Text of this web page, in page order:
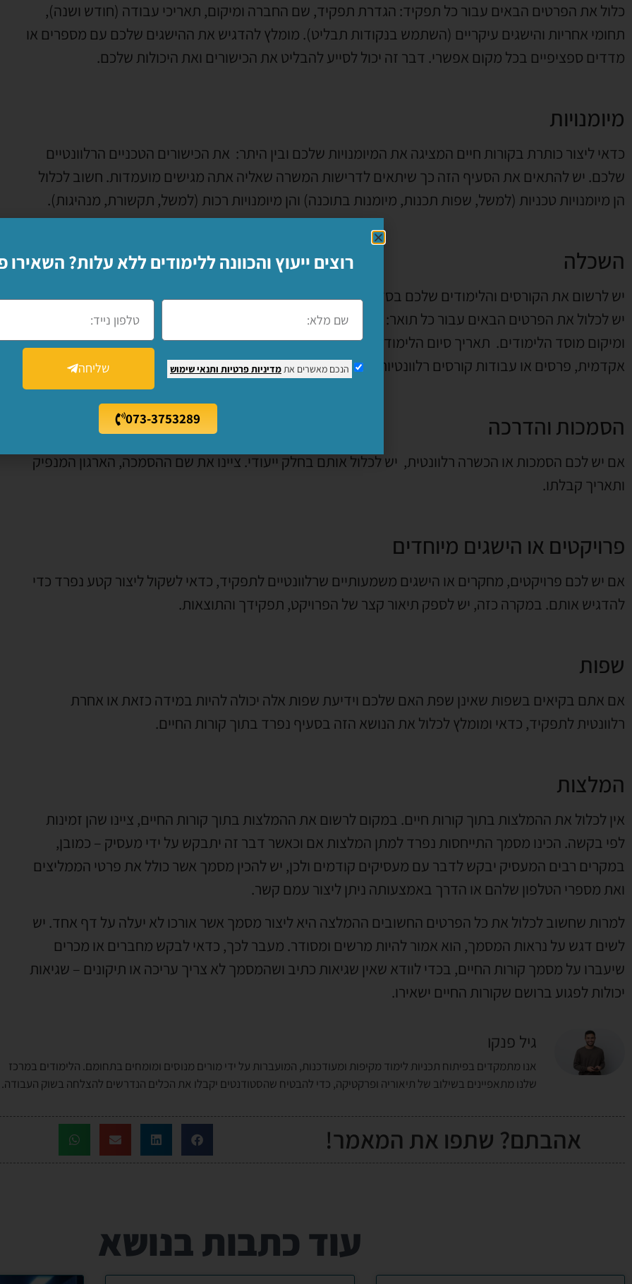
כלול את הפרטים הבאים עבור כל תפקיד: הגדרת תפקיד, שם החברה ומיקום, תאריכי עבודה (חודש ושנה),
תחומי אחריות והישגים עיקריים (השתמש בנקודות תבליט). מומלץ להדגיש את ההישגים שלכם עם מספרים או
מדדים ספציפיים בכל מקום אפשרי. דבר זה יכול לסייע להבליט את הכישורים ואת היכולות שלכם.
מיומנויות
כדאי ליצור כותרת בקורות חיים המציגה את המיומנויות שלכם ובין היתר: את הכישורים הטכניים הרלוונטיים
שלכם. יש להתאים את הסעיף הזה כך שיתאים לדרישות המשרה שאליה אתה מגישים מועמדות. חשוב לכלול
הן מיומנויות טכניות (למשל, שפות תכנות, מיומנות בתוכנה) והן מיומנויות רכות (למשל, תקשורת, מנהיגות).
השכלה
יש לרשום את הקורסים והלימודים שלכם בסדר כרונולוגי הפוך (התואר האחרון ראשון).
יש לכלול את הפרטים הבאים עבור כל תואר: סוג תואר לדוגמא,
. מגמה או תחום לימודים. שם
ומיקום מוסד הלימודים. תאריך סיום הלימודים (או תאריך הסיום הצפוי). חשוב לציין ולהדגיש כל הצטיינות
אקדמית, פרסים או עבודות קורסים רלוונטיות אם רלוונטי.
הסמכות והדרכה
אם יש לכם הסמכות או הכשרה רלוונטית, יש לכלול אותם בחלק ייעודי. ציינו את שם ההסמכה, הארגון המנפיק
ותאריך קבלתו.
פרויקטים או הישגים מיוחדים
אם יש לכם פרויקטים, מחקרים או הישגים משמעותיים שרלוונטיים לתפקיד, כדאי לשקול ליצור קטע נפרד כדי
להדגיש אותם. במקרה כזה, יש לספק תיאור קצר של הפרויקט, תפקידך והתוצאות.
שפות
אם אתם בקיאים בשפות שאינן שפת האם שלכם וידיעת שפות אלה יכולה להיות במידה כזאת או אחרת
רלוונטית לתפקיד, כדאי ומומלץ לכלול את הנושא הזה בסעיף נפרד בתוך קורות החיים.
המלצות
אין לכלול את ההמלצות בתוך קורות חיים. במקום לרשום את ההמלצות בתוך קורות החיים, ציינו שהן זמינות
לפי בקשה. הכינו מסמך התייחסות נפרד למתן המלצות אם וכאשר דבר זה יתבקש על ידי מעסיק – כמובן,
במקרים רבים המעסיק יבקש לדבר עם מעסיקים קודמים ולכן, יש להכין מסמך אשר כולל את פרטי הממליצים
ואת מספרי הטלפון שלהם או הדרך באמצעותה ניתן ליצור עמם קשר.
למרות שחשוב לכלול את כל הפרטים החשובים ההמלצה היא ליצור מסמך אשר אורכו לא יעלה על דף אחד. יש
לשים דגש על נראות המסמך, הוא אמור להיות מרשים ומסודר. מעבר לכך, כדאי לבקש מחברים או מכרים
שיעברו על מסמך קורות החיים, בכדי לוודא שאין שגיאות כתיב ושהמסמך לא צריך עריכה או תיקונים – שגיאות
יכולות לפגוע ברושם שקורות החיים ישאירו.
גיל פנקו
אנו מתמקדים בפיתוח תכניות לימוד מקיפות ומעודכנות, המועברות על ידי מורים מנוסים ומומחים בתחומם. הלימודים במרכז
שלנו מתאפיינים בשילוב של תיאוריה ופרקטיקה, כדי להבטיח שהסטודנטים יקבלו את הכלים הנדרשים להצלחה בשוק העבודה.
אהבתם? שתפו את המאמר!
עוד כתבות בנושא
רוצים ייעוץ והכוונה ללימודים ללא עלות? השאירו
הנכם מאשרים אתמדיניות פרטיות ותנאי שימוש שליחה
073-3753289